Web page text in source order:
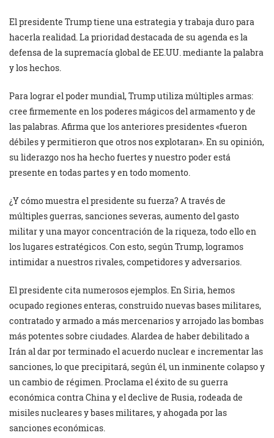
El presidente Trump tiene una estrategia y trabaja duro para
hacerla realidad. La prioridad destacada de su agenda es la
defensa de la supremacía global de EE.UU. mediante la palabra
y los hechos.
Para lograr el poder mundial, Trump utiliza múltiples armas:
cree firmemente en los poderes mágicos del armamento y de
las palabras. Afirma que los anteriores presidentes «fueron
débiles y permitieron que otros nos explotaran». En su opinión,
su liderazgo nos ha hecho fuertes y nuestro poder está
presente en todas partes y en todo momento.
¿Y cómo muestra el presidente su fuerza? A través de
múltiples guerras, sanciones severas, aumento del gasto
militar y una mayor concentración de la riqueza, todo ello en
los lugares estratégicos. Con esto, según Trump, logramos
intimidar a nuestros rivales, competidores y adversarios.
El presidente cita numerosos ejemplos. En Siria, hemos
ocupado regiones enteras, construido nuevas bases militares,
contratado y armado a más mercenarios y arrojado las bombas
más potentes sobre ciudades. Alardea de haber debilitado a
Irán al dar por terminado el acuerdo nuclear e incrementar las
sanciones, lo que precipitará, según él, un inminente colapso y
un cambio de régimen. Proclama el éxito de su guerra
económica contra China y el declive de Rusia, rodeada de
misiles nucleares y bases militares, y ahogada por las
sanciones económicas.